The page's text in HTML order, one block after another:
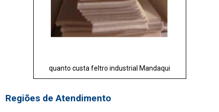
quanto custa feltro industrial Mandaqui
Regiões de Atendimento